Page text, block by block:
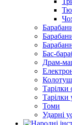
Бас-
Драм-
Тарілки
Тарілки
Томи
Ударні